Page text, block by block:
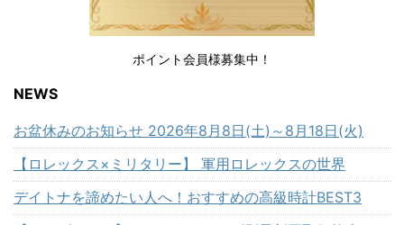
ポイント会員様募集中！
NEWS
お盆休みのお知らせ 2026年8月8日(土)～8月18日(火)
【ロレックス×ミリタリー】 軍用ロレックスの世界
デイトナを諦めたい人へ！おすすめの高級時計BEST3